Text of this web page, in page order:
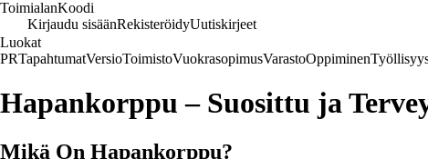
ToimialanKoodi
Kirjaudu sisäänRekisteröidyUutiskirjeet
Luokat
PRTapahtumatVersioToimistoVuokrasopimusVarastoOppiminen
Hapankorppu – Suosittu ja
Mikä On Hapankorppu?